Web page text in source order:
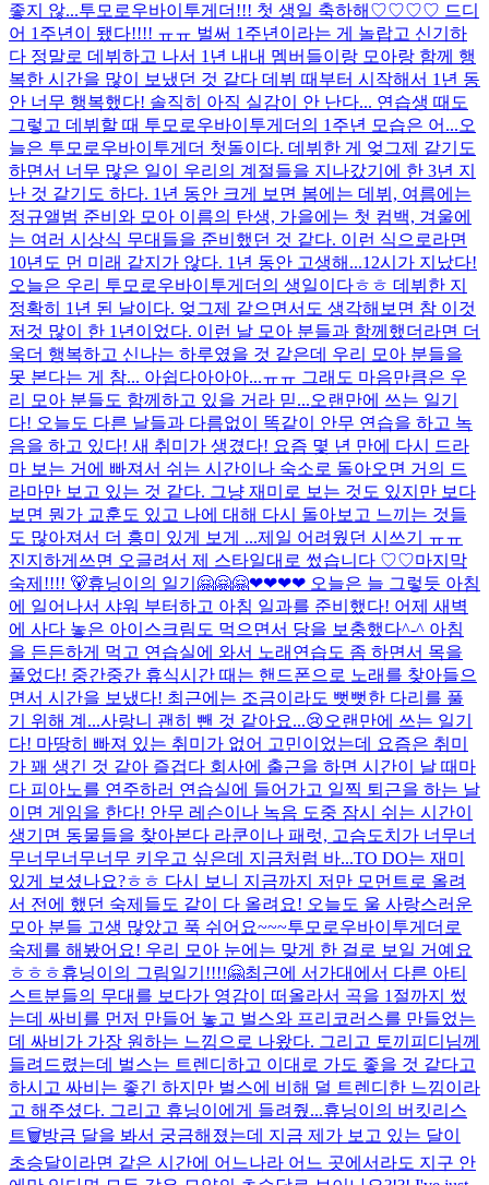
좋지 않...투모로우바이투게더!!! 첫 생일 축하해♡♡♡♡ 드디
어 1주년이 됐다!!!! ㅠㅠ 벌써 1주년이라는 게 놀랍고 신기하
다 정말로 데뷔하고 나서 1년 내내 멤버들이랑 모아랑 함께 행
복한 시간을 많이 보냈던 것 같다 데뷔 때부터 시작해서 1년 동
안 너무 행복했다! 솔직히 아직 실감이 안 난다... 연습생 때도
그렇고 데뷔할 때 투모로우바이투게더의 1주년 모습은 어...오
늘은 투모로우바이투게더 첫돌이다. 데뷔한 게 엊그제 같기도
하면서 너무 많은 일이 우리의 계절들을 지나갔기에 한 3년 지
난 것 같기도 하다. 1년 동안 크게 보면 봄에는 데뷔, 여름에는
정규앨범 준비와 모아 이름의 탄생, 가을에는 첫 컴백, 겨울에
는 여러 시상식 무대들을 준비했던 것 같다. 이런 식으로라면
10년도 먼 미래 같지가 않다. 1년 동안 고생해...12시가 지났다!
오늘은 우리 투모로우바이투게더의 생일이다ㅎㅎ 데뷔한 지
정확히 1년 된 날이다. 엊그제 같으면서도 생각해보면 참 이것
저것 많이 한 1년이었다. 이런 날 모아 분들과 함께했더라면 더
욱더 행복하고 신나는 하루였을 것 같은데 우리 모아 분들을
못 본다는 게 참... 아쉽다아아아...ㅠㅠ 그래도 마음만큼은 우
리 모아 분들도 함께하고 있을 거라 믿...오랜만에 쓰는 일기
다! 오늘도 다른 날들과 다름없이 똑같이 안무 연습을 하고 녹
음을 하고 있다! 새 취미가 생겼다! 요즘 몇 년 만에 다시 드라
마 보는 거에 빠져서 쉬는 시간이나 숙소로 돌아오면 거의 드
라마만 보고 있는 것 같다. 그냥 재미로 보는 것도 있지만 보다
보면 뭔가 교훈도 있고 나에 대해 다시 돌아보고 느끼는 것들
도 많아져서 더 흥미 있게 보게 ...제일 어려웠던 시쓰기 ㅠㅠ
진지하게쓰면 오글려서 제 스타일대로 썼습니다 ♡♡마지막
숙제!!!! 🐻휴닝이의 일기🤗🤗🤗❤❤❤❤ 오늘은 늘 그렇듯 아침
에 일어나서 샤워 부터하고 아침 일과를 준비했다! 어제 새벽
에 사다 놓은 아이스크림도 먹으면서 당을 보충했다^-^ 아침
을 든든하게 먹고 연습실에 와서 노래연습도 좀 하면서 목을
풀었다! 중간중간 휴식시간 때는 핸드폰으로 노래를 찾아들으
면서 시간을 보냈다! 최근에는 조금이라도 뻣뻣한 다리를 풀
기 위해 계...사랑니 괜히 뺀 것 같아요...😢오랜만에 쓰는 일기
다! 마땅히 빠져 있는 취미가 없어 고민이었는데 요즘은 취미
가 꽤 생긴 것 같아 즐겁다 회사에 출근을 하면 시간이 날 때마
다 피아노를 연주하러 연습실에 들어가고 일찍 퇴근을 하는 날
이면 게임을 한다! 안무 레슨이나 녹음 도중 잠시 쉬는 시간이
생기면 동물들을 찾아본다 라쿤이나 패럿, 고슴도치가 너무너
무너무너무너무 키우고 싶은데 지금처럼 바...TO DO는 재미
있게 보셨나요?ㅎㅎ 다시 보니 지금까지 저만 모먼트로 올려
서 전에 했던 숙제들도 같이 다 올려요! 오늘도 울 사랑스러운
모아 분들 고생 많았고 푹 쉬어요~~~투모로우바이투게더로
숙제를 해봤어요! 우리 모아 눈에는 맞게 한 걸로 보일 거예요
ㅎㅎㅎ휴닝이의 그림일기!!!!🤗최근에 서가대에서 다른 아티
스트분들의 무대를 보다가 영감이 떠올라서 곡을 1절까지 썼
는데 싸비를 먼저 만들어 놓고 벌스와 프리코러스를 만들었는
데 싸비가 가장 원하는 느낌으로 나왔다. 그리고 토끼피디님께
들려드렸는데 벌스는 트렌디하고 이대로 가도 좋을 것 같다고
하시고 싸비는 좋긴 하지만 벌스에 비해 덜 트렌디한 느낌이라
고 해주셨다. 그리고 휴닝이에게 들려줬...휴닝이의 버킷리스
트🗑방금 달을 봐서 궁금해졌는데 지금 제가 보고 있는 달이
초승달이라면 같은 시간에 어느나라 어느 곳에서라도 지구 안